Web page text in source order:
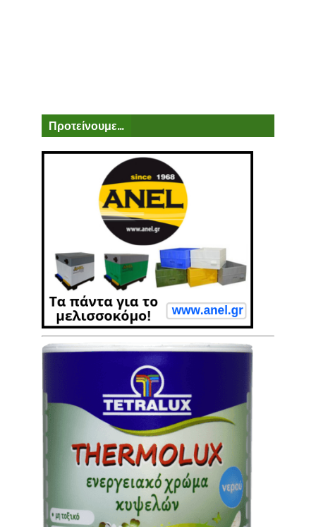
Προτείνουμε...